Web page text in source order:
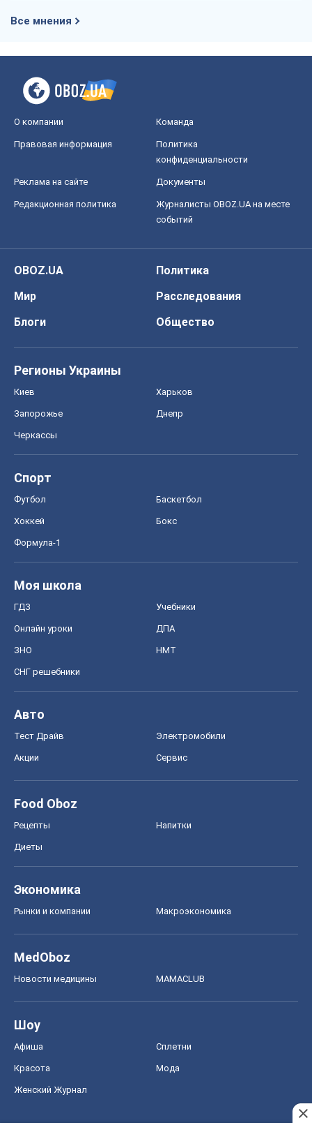
Все мнения
О компании Команда
Правовая информация
Политика
конфиденциальности
Реклама на сайте Документы
Редакционная политика
Журналисты OBOZ.UA на месте
событий
OBOZ.UA
Политика
Мир
Расследования
Блоги
Общество
Регионы Украины
Киев Харьков
Запорожье Днепр
Черкассы
Спорт
Футбол Баскетбол
Хоккей Бокс
Формула-1
Моя школа
ГДЗ Учебники
Онлайн уроки ДПА
ЗНО НМТ
СНГ решебники
Авто
Тест Драйв Электромобили
Акции Сервис
Food Oboz
Рецепты Напитки
Диеты
Экономика
Рынки и компании Mакроэкономика
MedOboz
Новости медицины MAMACLUB
Шоу
Афиша Сплетни
Красота Мода
Женский Журнал